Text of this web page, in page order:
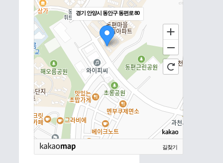
경기 안양시 동안구 동편로 80
길찾기